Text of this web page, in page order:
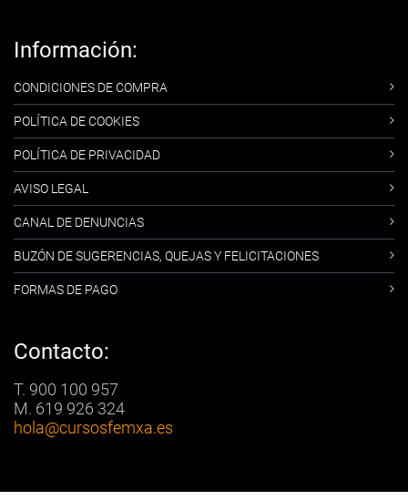
Información:
CONDICIONES DE COMPRA
POLÍTICA DE COOKIES
POLÍTICA DE PRIVACIDAD
AVISO LEGAL
CANAL DE DENUNCIAS
BUZÓN DE SUGERENCIAS, QUEJAS Y FELICITACIONES
FORMAS DE PAGO
Contacto:
T. 900 100 957
M. 619 926 324
hola@cursosfemxa.es